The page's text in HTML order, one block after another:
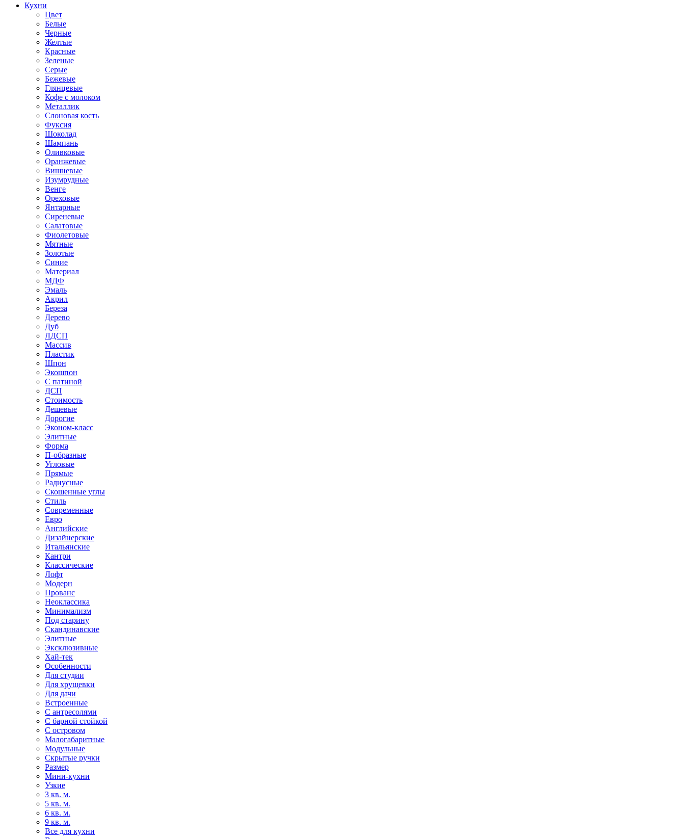
Кухни
Цвет
Белые
Черные
Желтые
Красные
Зеленые
Серые
Бежевые
Глянцевые
Кофе с молоком
Металлик
Слоновая кость
Фуксия
Шоколад
Шампань
Оливковые
Оранжевые
Вишневые
Изумрудные
Венге
Ореховые
Янтарные
Сиреневые
Салатовые
Фиолетовые
Мятные
Золотые
Синие
Материал
МДФ
Эмаль
Акрил
Береза
Дерево
Дуб
ЛДСП
Массив
Пластик
Шпон
Экошпон
С патиной
ДСП
Стоимость
Дешевые
Дорогие
Эконом-класс
Элитные
Форма
П-образные
Угловые
Прямые
Радиусные
Скошенные углы
Стиль
Современные
Евро
Английские
Дизайнерские
Итальянские
Кантри
Классические
Лофт
Модерн
Прованс
Неоклассика
Минимализм
Под старину
Скандинавские
Элитные
Эксклюзивные
Хай-тек
Особенности
Для студии
Для хрущевки
Для дачи
Встроенные
С антресолями
С барной стойкой
С островом
Малогабаритные
Модульные
Скрытые ручки
Размер
Мини-кухни
Узкие
3 кв. м.
5 кв. м.
6 кв. м.
9 кв. м.
Все для кухни